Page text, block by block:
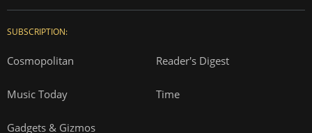
SUBSCRIPTION:
Cosmopolitan Reader's Digest
Music Today Time
Gadgets & Gizmos